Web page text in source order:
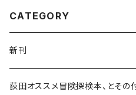
CATEGORY
新刊
和書
荻田オススメ冒険探検本、とその